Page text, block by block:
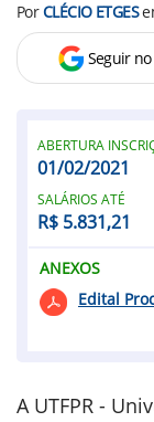
PorCLÉCIO ETGES
Seguir
A UTFPR -
ABERTURA
01/02/2021
SALÁRIOS ATÉ
R$ 5.831,21
ANEXOS
Edital